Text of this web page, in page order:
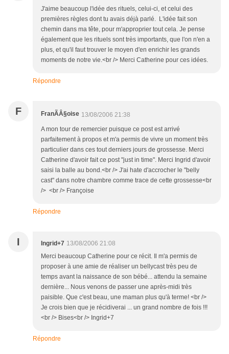
J'aime beaucoup l'idée des rituels, celui-ci, et celui des
premières règles dont tu avais déjà parlé. L'idée fait son
chemin dans ma tête, pour m'approprier tout cela. Je pense
également que les rituels sont très importants, que l'on n'en a
plus, et qu'il faut trouver le moyen d'en enrichir les grands
moments de notre vie.<br /> Merci Catherine pour ces idées.
Répondre
F FranÃÂ§oise 13/08/2006 21:38
A mon tour de remercier puisque ce post est arrivé
parfaitement à propos et m'a permis de vivre un moment très
particulier dans ces tout derniers jours de grossesse. Merci
Catherine d'avoir fait ce post "just in time". Merci Ingrid d'avoir
saisi la balle au bond.<br /> J'ai hate d'accrocher le "belly
cast" dans notre chambre comme trace de cette grossesse<br
/> <br /> Françoise
Répondre
I Ingrid+7 13/08/2006 21:08
Merci beaucoup Catherine pour ce récit. Il m'a permis de
proposer à une amie de réaliser un bellycast très peu de
temps avant la naissance de son bébé... attendu la semaine
dernière... Nous venons de passer une après-midi très
paisible. Que c'est beau, une maman plus qu'à terme! <br />
Je crois bien que je récidiverai ... un grand nombre de fois !!!
<br /> Bises<br /> Ingrid+7
Répondre